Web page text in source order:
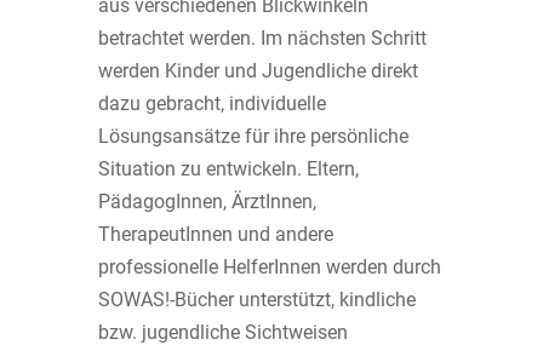
aus verschiedenen Blickwinkeln
betrachtet werden. Im nächsten Schritt
werden Kinder und Jugendliche direkt
dazu gebracht, individuelle
Lösungsansätze für ihre persönliche
Situation zu entwickeln. Eltern,
PädagogInnen, ÄrztInnen,
TherapeutInnen und andere
professionelle HelferInnen werden durch
SOWAS!-Bücher unterstützt, kindliche
bzw. jugendliche Sichtweisen